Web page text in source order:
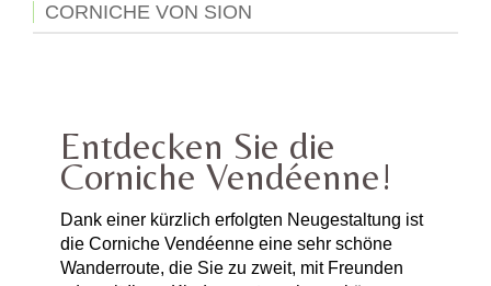
CORNICHE VON SION
Entdecken Sie die
Corniche Vendéenne!
Dank einer kürzlich erfolgten Neugestaltung ist
die Corniche Vendéenne eine sehr schöne
Wanderroute, die Sie zu zweit, mit Freunden